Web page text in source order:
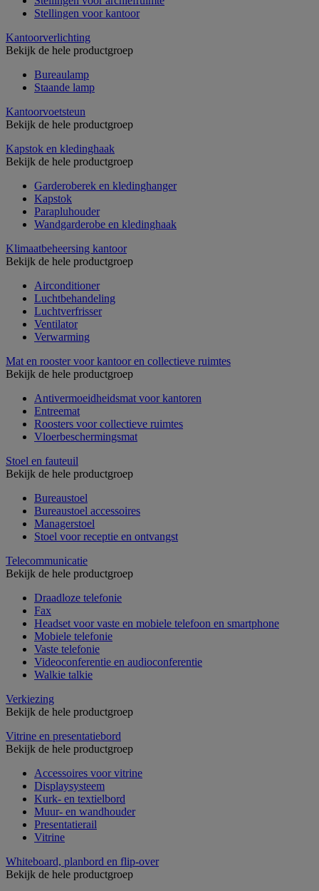
Stellingen voor kantoor
Kantoorverlichting
Bekijk de hele productgroep
Bureaulamp
Staande lamp
Kantoorvoetsteun
Bekijk de hele productgroep
Kapstok en kledinghaak
Bekijk de hele productgroep
Garderoberek en kledinghanger
Kapstok
Parapluhouder
Wandgarderobe en kledinghaak
Klimaatbeheersing kantoor
Bekijk de hele productgroep
Airconditioner
Luchtbehandeling
Luchtverfrisser
Ventilator
Verwarming
Mat en rooster voor kantoor en collectieve ruimtes
Bekijk de hele productgroep
Antivermoeidheidsmat voor kantoren
Entreemat
Roosters voor collectieve ruimtes
Vloerbeschermingsmat
Stoel en fauteuil
Bekijk de hele productgroep
Bureaustoel
Bureaustoel accessoires
Managerstoel
Stoel voor receptie en ontvangst
Telecommunicatie
Bekijk de hele productgroep
Draadloze telefonie
Fax
Headset voor vaste en mobiele telefoon en smartphone
Mobiele telefonie
Vaste telefonie
Videoconferentie en audioconferentie
Walkie talkie
Verkiezing
Bekijk de hele productgroep
Vitrine en presentatiebord
Bekijk de hele productgroep
Accessoires voor vitrine
Displaysysteem
Kurk- en textielbord
Muur- en wandhouder
Presentatierail
Vitrine
Whiteboard, planbord en flip-over
Bekijk de hele productgroep